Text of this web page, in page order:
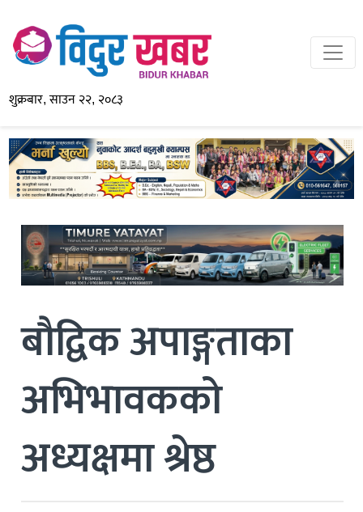
शुक्रबार, साउन २२, २०८३
बौद्विक अपाङ्गताका
अभिभावकको
अध्यक्षमा श्रेष्ठ